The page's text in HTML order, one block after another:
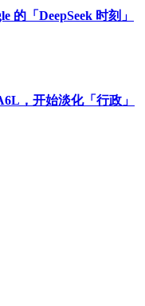
的「DeepSeek 时刻」
，开始淡化「行政」